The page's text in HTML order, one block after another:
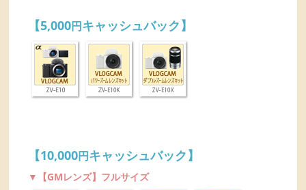
【5,000円キャッシュバック】
【10,000円キャッシュバック】
▼【GMレンズ】フルサイズ